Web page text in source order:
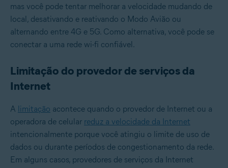
mas você pode tentar melhorar a velocidade mudando de
local, desativando e reativando o Modo Avião ou
alternando entre 4G e 5G. Como alternativa, você pode se
conectar a uma rede wi-fi confiável.
Limitação do provedor de serviços da
Internet
A limitação acontece quando o provedor de Internet ou a
operadora de celular reduz a velocidade da Internet
intencionalmente porque você atingiu o limite de uso de
dados ou durante períodos de congestionamento da rede.
Em alguns casos, provedores de serviços da Internet